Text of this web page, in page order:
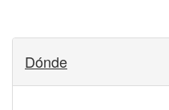
Dónde